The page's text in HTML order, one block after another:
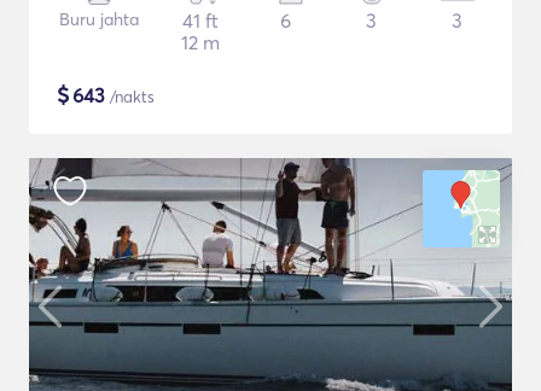
Buru jahta
41 ft
12 m
6 3 3
$643 /nakts